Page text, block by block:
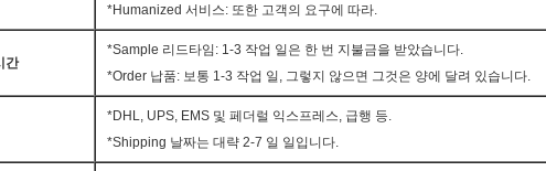
*Humanized 서비스: 또한 고객의 요구에 따라.
간
*Sample 리드타임: 1-3 작업 일은 한 번 지불금을 받았습니다.
*Order 납품: 보통 1-3 작업 일, 그렇지 않으면 그것은 양에 달려 있습니다.
*DHL, UPS, EMS 및 페더럴 익스프레스, 급행 등.
*Shipping 날짜는 대략 2-7 일 일입니다.